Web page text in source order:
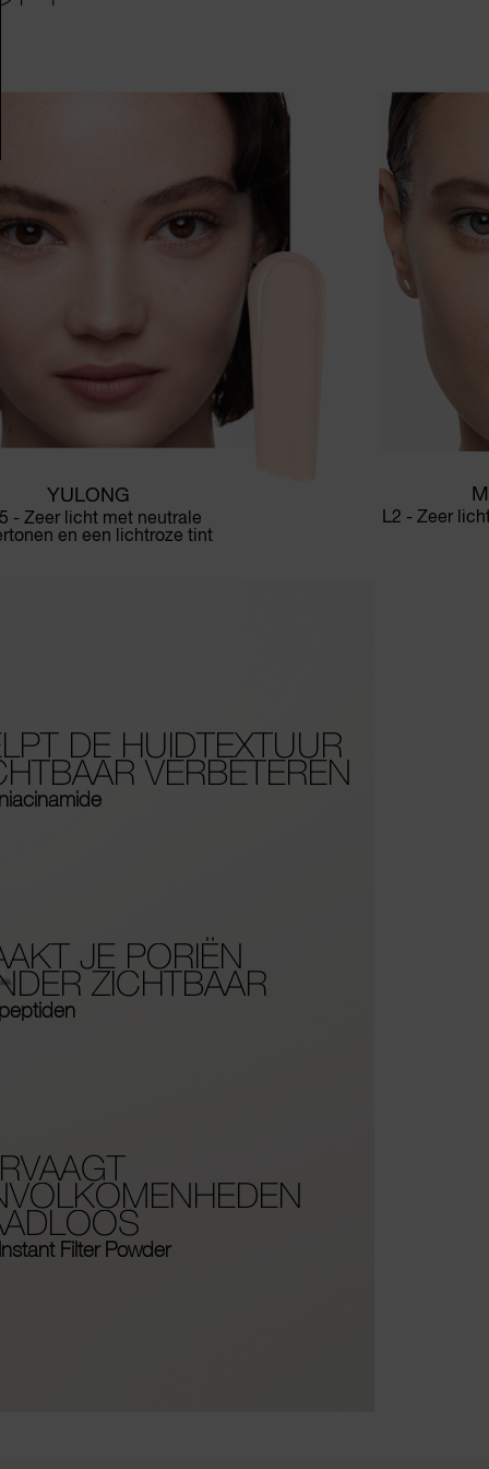
YULONG
- Zeer licht met neutrale
en een lichtroze tint
L2 - Zeer
DE HUIDTEXTUUR
VERBETEREN
JE PORIËN
ZICHTBAAR
Filter Powder